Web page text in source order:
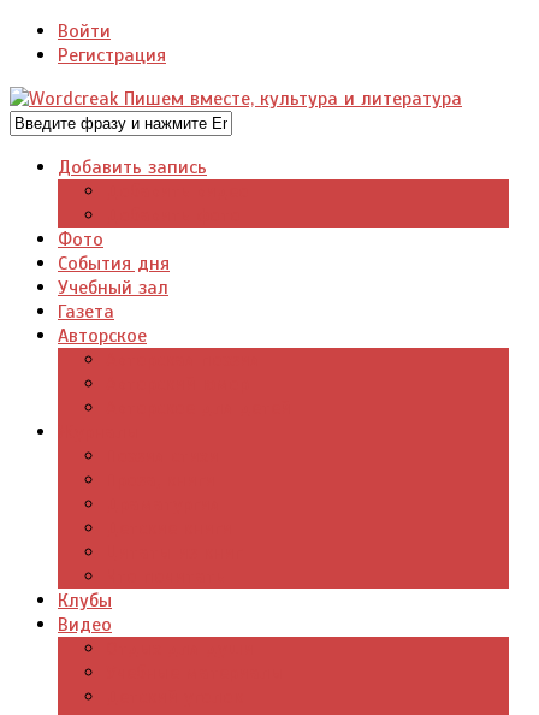
Войти
Регистрация
Добавить запись
Фото
События дня
Учебный зал
Газета
Авторское
Клубы
Видео